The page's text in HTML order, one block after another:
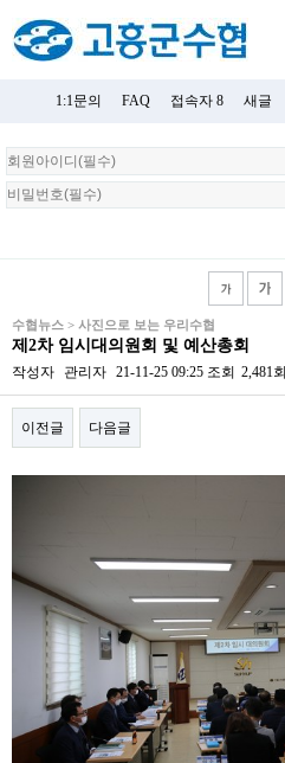
1:1문의 FAQ 접속자 8 새글
회
원
로
수협뉴스 > 사진으로 보는 우리수협
제2차 임시대의원회 및 예산총회
작성자 관리자 21-11-25 09:25 조회 2,481회
이전글 다음글